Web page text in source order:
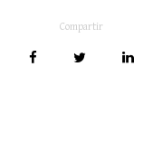
Compartir